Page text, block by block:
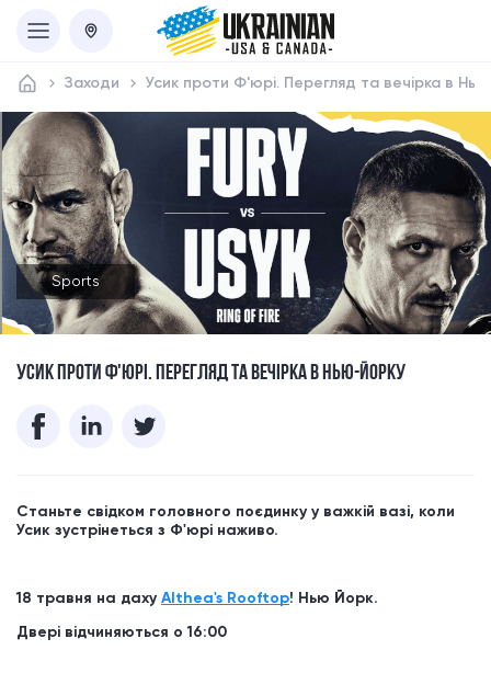
Заходи Усик проти Ф'юрі. Перегляд та вечірка в
Sports
УСИК ПРОТИ Ф'ЮРІ. ПЕРЕГЛЯД ТА ВЕЧІРКА В НЬЮ-ЙОРКУ
Станьте свідком головного поєдинку у важкій вазі, коли
Усик зустрінеться з Ф'юрі наживо.
18 травня на даху Althea's Rooftop! Нью Йорк.
Двері відчиняються о 16:00